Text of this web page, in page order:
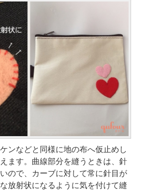
ンなどと同様に地の布へ仮止めし
ます。曲線部分を縫うときは、針
ので、カーブに対して常に針目が
放射状になるように気を付けて縫